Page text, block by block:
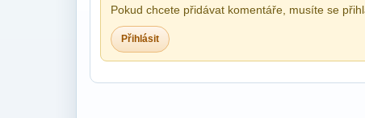
Pokud chcete přidávat komentáře, musíte se
Přihlásit